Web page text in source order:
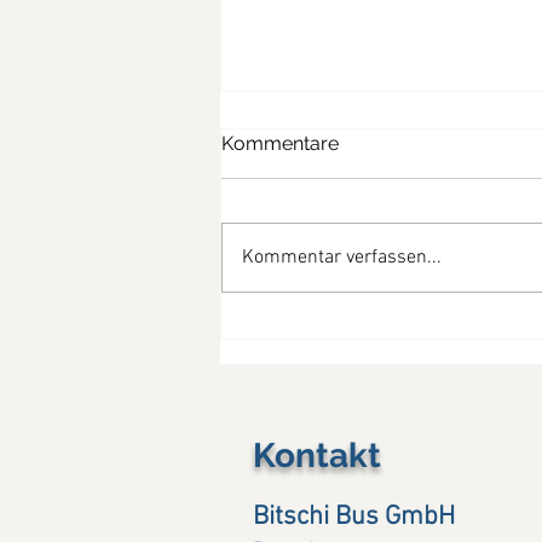
Kommentare
Kommentar verfassen...
Kontakt
Bitschi Bus GmbH